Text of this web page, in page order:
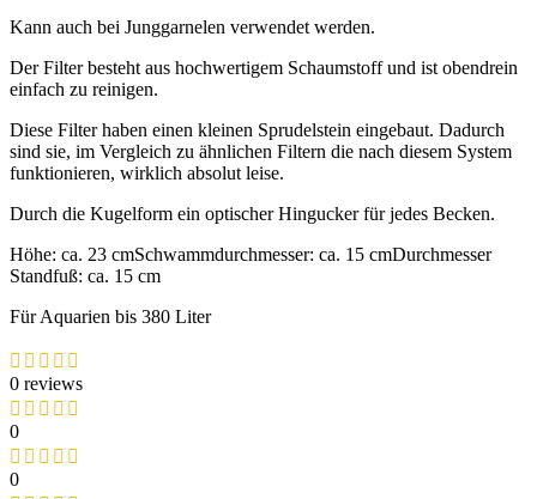
Kann auch bei Junggarnelen verwendet werden.
Der Filter besteht aus hochwertigem Schaumstoff und ist obendrein
einfach zu reinigen.
Diese Filter haben einen kleinen Sprudelstein eingebaut. Dadurch
sind sie, im Vergleich zu ähnlichen Filtern die nach diesem System
funktionieren, wirklich absolut leise.
Durch die Kugelform ein optischer Hingucker für jedes Becken.
Höhe: ca. 23 cmSchwammdurchmesser: ca. 15 cmDurchmesser
Standfuß: ca. 15 cm
Für Aquarien bis 380 Liter
0 reviews
0
0